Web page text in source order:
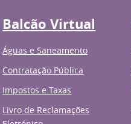
Balcão Virtual
Águas e Saneamento
Contratação Pública
Impostos e Taxas
Livro de Reclamações